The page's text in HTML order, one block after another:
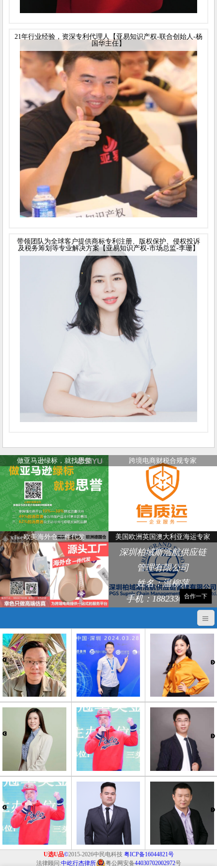
21年行业经验，资深专利代理人【亚易知识产权-联合创始人-杨
国华主任】
带领团队为全球客户提供商标专利注册、版权保护、侵权投诉
及税务筹划等专业解决方案【亚易知识产权-市场总监-李珊】
做亚马逊绿标，就找思誉 跨境电商财税合规专家
欧美海外仓一件代发 美国欧洲英国澳大利亚海运专家
深圳柏域斯浩航供应链
管理有限公司
姓名：温柳萍
手机：18823368248
合作一下
U选U品©2015-2026中民电科技 粤ICP备16044821号
法律顾问:中屹行杰律所 粤公网安备44030702002972号